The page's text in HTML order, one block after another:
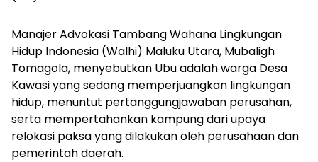
Manajer Advokasi Tambang Wahana Lingkungan
Hidup Indonesia (Walhi) Maluku Utara, Mubaligh
Tomagola, menyebutkan Ubu adalah warga Desa
Kawasi yang sedang memperjuangkan lingkungan
hidup, menuntut pertanggungjawaban perusahan,
serta mempertahankan kampung dari upaya
relokasi paksa yang dilakukan oleh perusahaan dan
pemerintah daerah.